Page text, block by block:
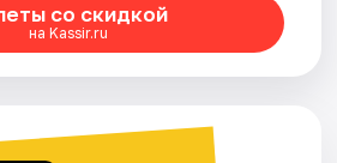
со скидкой
на Kassir.ru